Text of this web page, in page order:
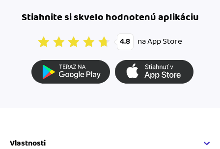
Stiahnite si skvelo hodnotenú aplikáciu
4.8 na App Store
Vlastnosti